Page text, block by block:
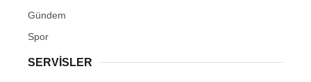
Gündem
Spor
SERVİSLER